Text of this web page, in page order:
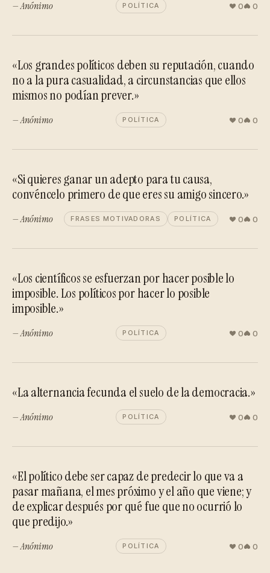
— Anónimo POLÍTICA 0 0
«Los grandes políticos deben su reputación, cuando
no a la pura casualidad, a circunstancias que ellos
mismos no podían prever.»
— Anónimo POLÍTICA 0 0
«Si quieres ganar un adepto para tu causa,
convéncelo primero de que eres su amigo sincero.»
— Anónimo FRASES MOTIVADORAS POLÍTICA 0 0
«Los científicos se esfuerzan por hacer posible lo
imposible. Los políticos por hacer lo posible
imposible.»
— Anónimo POLÍTICA 0 0
«La alternancia fecunda el suelo de la democracia.»
— Anónimo POLÍTICA 0 0
«El político debe ser capaz de predecir lo que va a
pasar mañana, el mes próximo y el año que viene; y
de explicar después por qué fue que no ocurrió lo
que predijo.»
— Anónimo POLÍTICA 0 0